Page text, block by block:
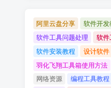
阿里云盘分享
软件开发
软件工具问题处理
软
软件安装教程
设计软件
羽化飞翔工具箱使用方法
网络资源
编程工具教程